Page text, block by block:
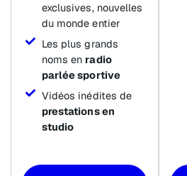
exclusives, nouvelles
du monde entier
Les plus grands
noms en radio
parlée sportive
Vidéos inédites de
prestations en
studio